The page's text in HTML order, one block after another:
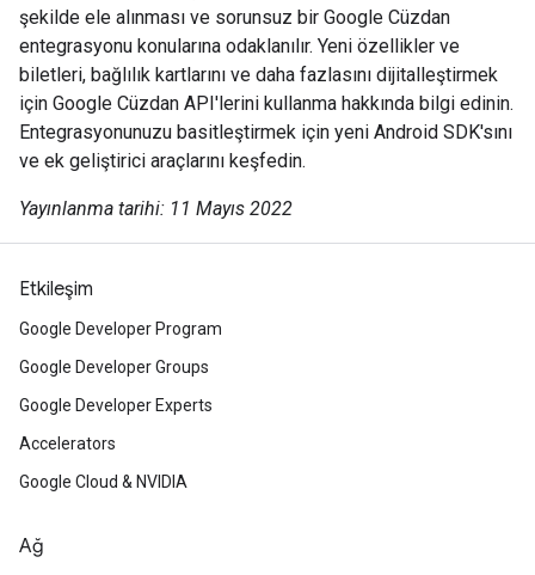
şekilde ele alınması ve sorunsuz bir Google Cüzdan
entegrasyonu konularına odaklanılır. Yeni özellikler ve
biletleri, bağlılık kartlarını ve daha fazlasını dijitalleştirmek
için Google Cüzdan API'lerini kullanma hakkında bilgi edinin.
Entegrasyonunuzu basitleştirmek için yeni Android SDK'sını
ve ek geliştirici araçlarını keşfedin.
Yayınlanma tarihi: 11 Mayıs 2022
Etkileşim
Google Developer Program
Google Developer Groups
Google Developer Experts
Accelerators
Google Cloud & NVIDIA
Ağ